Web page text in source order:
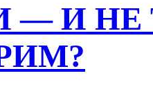
— И НЕ